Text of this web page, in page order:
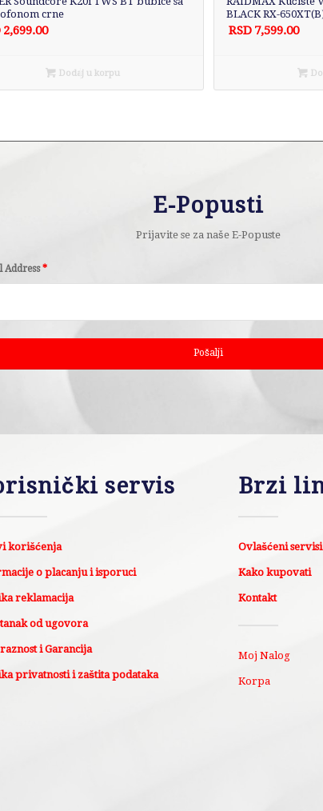
crne
2,699.00
Dodaj u korpu
BLACK RX-
RSD 7,599.00
E-Popusti
Prijavite se za naše E-Popuste
Address*
servis
korišćenja
o placanju i isporuci
reklamacija
od ugovora
i Garancija
privatnosti i zaštita podataka
Brzi
Ovlašćeni servisi
Kako kupovati
Kontakt
Moj Nalog
Korpa